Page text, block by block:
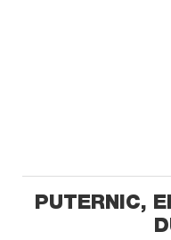
PUTERNIC,